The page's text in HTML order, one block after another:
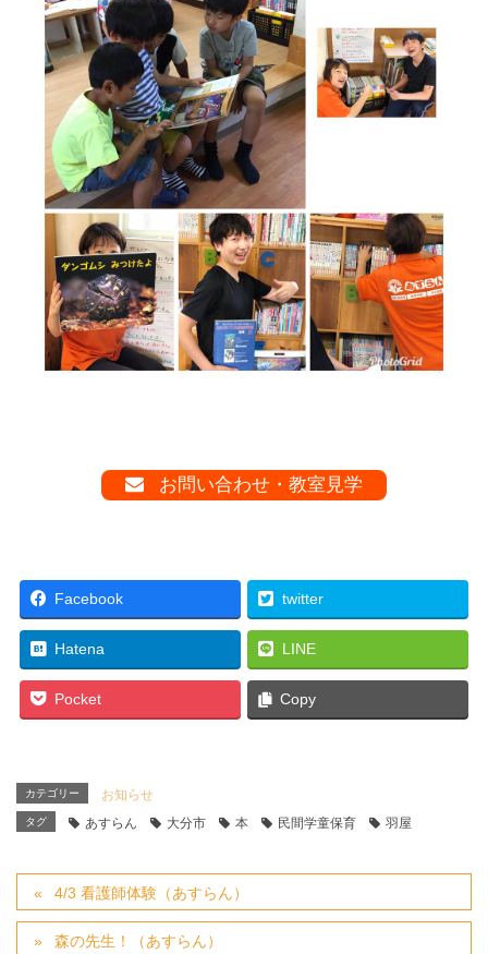
お問い合わせ・教室見学
Facebook twitter
Hatena LINE
Pocket Copy
カテゴリー お知らせ
タグ あすらん 大分市 本 民間学童保育 羽屋
4/3 看護師体験（あすらん）
森の先生！（あすらん）